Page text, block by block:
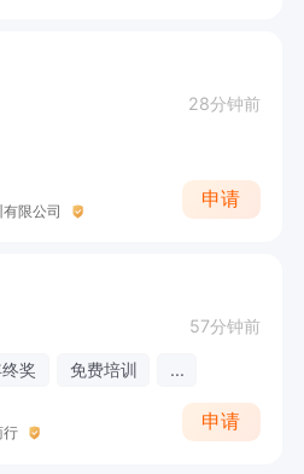
28分钟前
限公司
申请
57分钟前
奖 免费培训 ...
行
申请